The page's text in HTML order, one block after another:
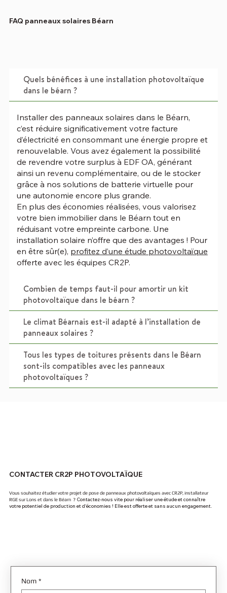
FAQ panneaux solaires Béarn
Quels bénéfices à une installation photovoltaïque
dans le béarn ?
Installer des panneaux solaires dans le Béarn,
c’est réduire significativement votre facture
d’électricité en consommant une énergie propre et
renouvelable. Vous avez également la possibilité
de revendre votre surplus à EDF OA, générant
ainsi un revenu complémentaire, ou de le stocker
grâce à nos solutions de batterie virtuelle pour
une autonomie encore plus grande.
En plus des économies réalisées, vous valorisez
votre bien immobilier dans le Béarn tout en
réduisant votre empreinte carbone. Une
installation solaire n’offre que des avantages ! Pour
en être sûr(e), profitez d’une étude photovoltaïque
offerte avec les équipes CR2P.
Combien de temps faut-il pour amortir un kit
photovoltaïque dans le béarn ?
Le climat Béarnais est-il adapté à l’installation de
panneaux solaires ?
Tous les types de toitures présents dans le Béarn
sont-ils compatibles avec les panneaux
photovoltaïques ?
Vous souhaitez étudier votre projet de pose de panneaux photovoltaïques avec CR2P, installateur
RGE sur Lons et dans le Béarn ? Contactez-nous vite pour réaliser une étude et connaître
votre potentiel de production et d'économies ! Elle est offerte et sans aucun engagement.
CONTACTER CR2P PHOTOVOLTAÏQUE
Nom *